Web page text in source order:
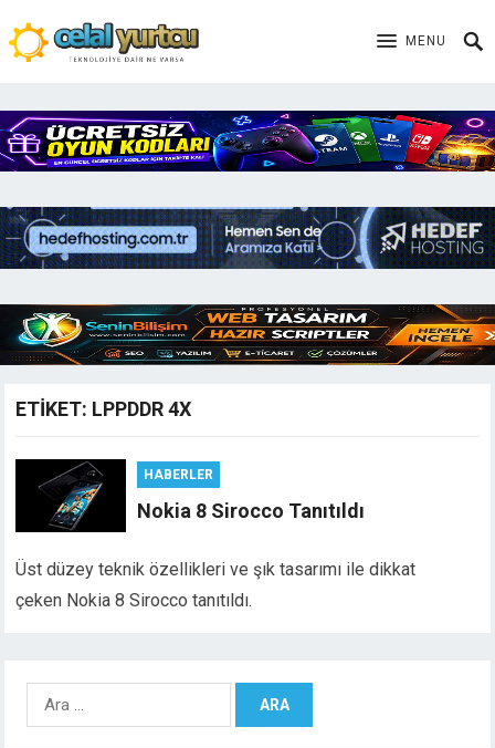
MENU
ETIKET: LPPDDR 4X
HABERLER
Nokia 8 Sirocco Tanıtıldı
Üst düzey teknik özellikleri ve şık tasarımı ile dikkat
çeken Nokia 8 Sirocco tanıtıldı.
Arama: